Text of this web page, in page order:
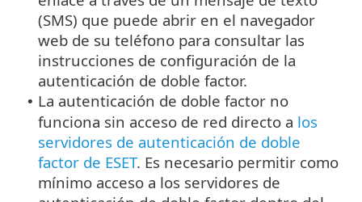
(SMS) que puede abrir en el navegador
web de su teléfono para consultar las
instrucciones de configuración de la
autenticación de doble factor.
• La autenticación de doble factor no
funciona sin acceso de red directo a los
servidores de autenticación de doble
factor de ESET. Es necesario permitir como
mínimo acceso a los servidores de